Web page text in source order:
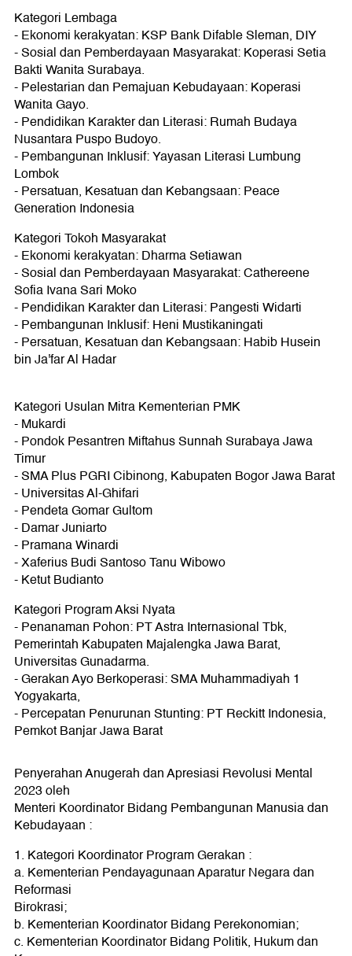
Kategori Lembaga
- Ekonomi kerakyatan: KSP Bank Difable Sleman, DIY
- Sosial dan Pemberdayaan Masyarakat: Koperasi Setia
Bakti Wanita Surabaya.
- Pelestarian dan Pemajuan Kebudayaan: Koperasi
Wanita Gayo.
- Pendidikan Karakter dan Literasi: Rumah Budaya
Nusantara Puspo Budoyo.
- Pembangunan Inklusif: Yayasan Literasi Lumbung
Lombok
- Persatuan, Kesatuan dan Kebangsaan: Peace
Generation Indonesia
Kategori Tokoh Masyarakat
- Ekonomi kerakyatan: Dharma Setiawan
- Sosial dan Pemberdayaan Masyarakat: Cathereene
Sofia Ivana Sari Moko
- Pendidikan Karakter dan Literasi: Pangesti Widarti
- Pembangunan Inklusif: Heni Mustikaningati
- Persatuan, Kesatuan dan Kebangsaan: Habib Husein
bin Ja'far Al Hadar
Kategori Usulan Mitra Kementerian PMK
- Mukardi
- Pondok Pesantren Miftahus Sunnah Surabaya Jawa
Timur
- SMA Plus PGRI Cibinong, Kabupaten Bogor Jawa Barat
- Universitas Al-Ghifari
- Pendeta Gomar Gultom
- Damar Juniarto
- Pramana Winardi
- Xaferius Budi Santoso Tanu Wibowo
- Ketut Budianto
Kategori Program Aksi Nyata
- Penanaman Pohon: PT Astra Internasional Tbk,
Pemerintah Kabupaten Majalengka Jawa Barat,
Universitas Gunadarma.
- Gerakan Ayo Berkoperasi: SMA Muhammadiyah 1
Yogyakarta,
- Percepatan Penurunan Stunting: PT Reckitt Indonesia,
Pemkot Banjar Jawa Barat
Penyerahan Anugerah dan Apresiasi Revolusi Mental
2023 oleh
Menteri Koordinator Bidang Pembangunan Manusia dan
Kebudayaan :
1. Kategori Koordinator Program Gerakan :
a. Kementerian Pendayagunaan Aparatur Negara dan
Reformasi
Birokrasi;
b. Kementerian Koordinator Bidang Perekonomian;
c. Kementerian Koordinator Bidang Politik, Hukum dan